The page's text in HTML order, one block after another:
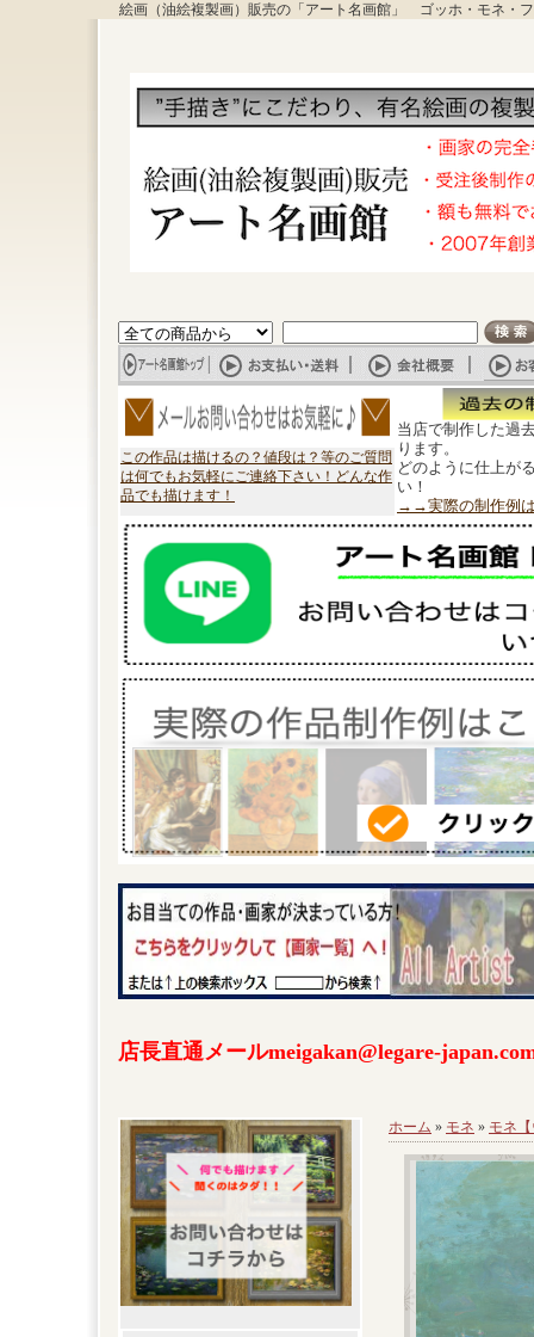
絵画（油絵複製画）販売の「アート名画館」 ゴッホ・モネ・
この作品は描けるの？値段は？等のご質問
は何でもお気軽にご連絡下さい！どんな作
品でも描けます！
当店で制作した過
ります。
どのように仕上が
い！
→→実際の制作例
店長直通メールmeigakan@legare-
ホーム » モネ » モネ